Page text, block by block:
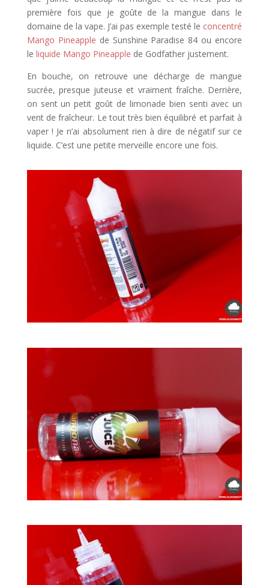
première fois que je goûte de la mangue dans le
domaine de la vape. J’ai pas exemple testé le concentré
Mango Pineapple de Sunshine Paradise 84 ou encore
le liquide Mango Pineapple de Godfather justement.
En bouche, on retrouve une décharge de mangue
sucrée, presque juteuse et vraiment fraîche. Derrière,
on sent un petit goût de limonade bien senti avec un
vent de fraîcheur. Le tout très bien équilibré et parfait à
vaper ! Je n’ai absolument rien à dire de négatif sur ce
liquide. C’est une petite merveille encore une fois.